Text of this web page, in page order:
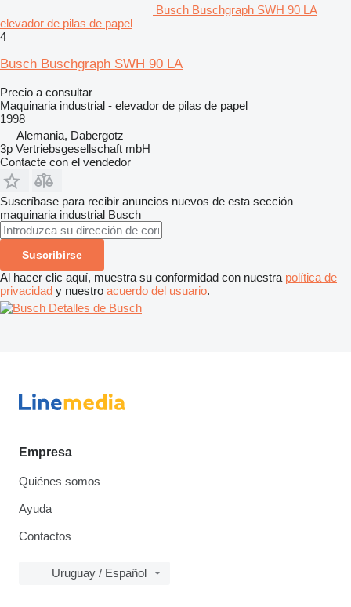
Busch Buschgraph SWH 90 LA
elevador de pilas de papel
4
Busch Buschgraph SWH 90 LA
Precio a consultar
Maquinaria industrial - elevador de pilas de papel
1998
Alemania, Dabergotz
3p Vertriebsgesellschaft mbH
Contacte con el vendedor
Suscríbase para recibir anuncios nuevos de esta sección
maquinaria industrial Busch
Suscribirse
Al hacer clic aquí, muestra su conformidad con nuestra política de
privacidad y nuestro acuerdo del usuario.
Detalles de Busch
Empresa
Quiénes somos
Ayuda
Contactos
Uruguay / Español